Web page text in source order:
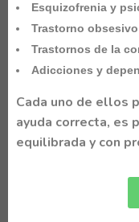
Esquizofrenia y
Trastorno
Trastornos de la
Adicciones y
Cada uno de ellos
ayuda correcta, es
equilibrada y con